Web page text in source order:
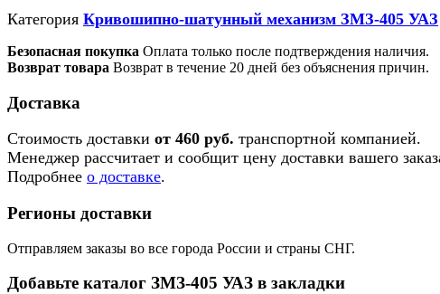
Категория Кривошипно-шатунный механизм ЗМЗ-405 УАЗ
Безопасная покупка Оплата только после подтверждения наличия.
Возврат товара Возврат в течение 20 дней без объяснения причин.
Доставка
Стоимость доставки от 460 руб. транспортной компанией.
Менеджер рассчитает и сообщит цену доставки вашего
Подробнее о доставке.
Регионы доставки
Отправляем заказы во все города России и страны СНГ.
Добавьте каталог ЗМЗ-405 УАЗ в закладки